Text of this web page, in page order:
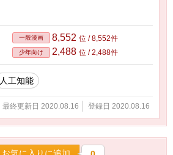
一般漫画 8,552 位 / 8,552件
少年向け 2,488 位 / 2,488件
人工知能
最終更新日 2020.08.16 登録日 2020.08.16